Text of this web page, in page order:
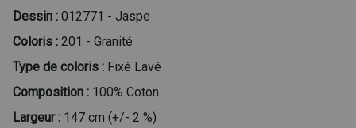
Dessin : 012771 - Jaspe
Coloris : 201 - Granité
Type de coloris : Fixé Lavé
Composition : 100% Coton
Largeur : 147 cm (+/- 2 %)